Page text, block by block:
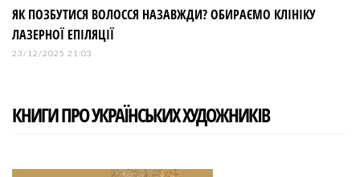
ЯК ПОЗБУТИСЯ ВОЛОССЯ НАЗАВЖДИ? ОБИРАЄМО КЛІНІКУ
ЛАЗЕРНОЇ ЕПІЛЯЦІЇ
23/12/2025 21:03
КНИГИ ПРО УКРАЇНСЬКИХ ХУДОЖНИКІВ